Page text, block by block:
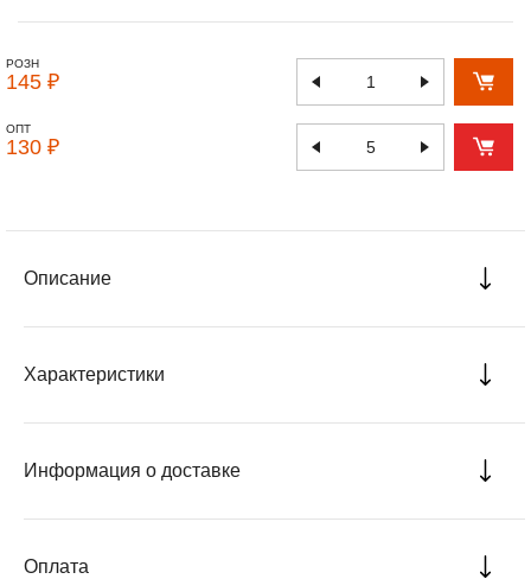
РОЗН
145 ₽
ОПТ
130 ₽
Описание
Характеристики
Информация о доставке
Оплата